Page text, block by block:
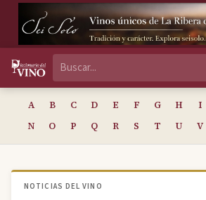
A B C D E F G H I
N
O P Q R S T U V
NOTICIAS DEL VINO